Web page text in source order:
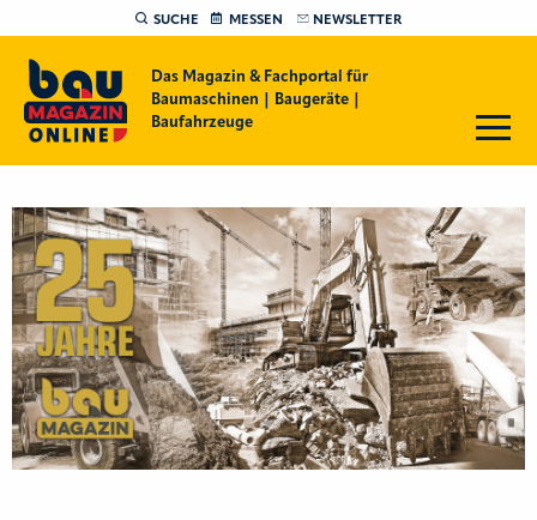
SUCHE MESSEN NEWSLETTER
Das Magazin & Fachportal für
Baumaschinen | Baugeräte |
Baufahrzeuge